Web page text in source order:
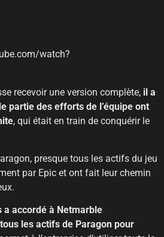
watch?
recevoir une version complète, il a
partie des efforts de l’équipe ont
, qui était en train de conquérir le
presque tous les actifs du jeu
par Epic et ont fait leur chemin
a accordé à Netmarble
les actifs de Paragon pour